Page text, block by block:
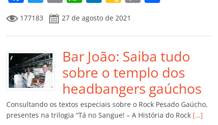
a
c
e
b
o
o
k
w
itt
er
m
ai
l
at
s
A
p
p
n
k
e
dI
n
o
o
gl
e
Cl
a
ss
ro
y
Li
n
k
p
ar
til
h
ar
177183 27 de agosto de 2021
Bar João: Saiba tudo
sobre o templo dos
headbangers gaúchos
Consultando os textos especiais sobre o Rock Pesado Gaúcho,
presentes na trilogia “Tá no Sangue! – A História do Rock […]